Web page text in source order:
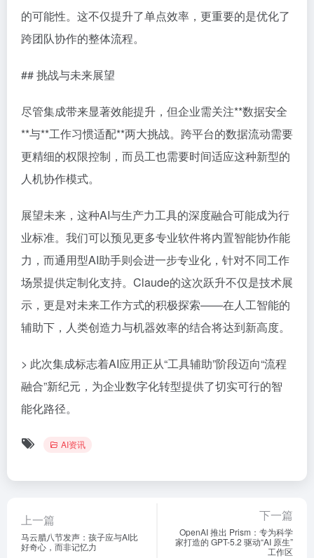
的可能性。这不仅提升了单点效率，更重要的是优化了
跨团队协作的整体流程。
## 挑战与未来展望
尽管集成带来显著效能提升，但企业需关注**数据安全
**与**工作习惯适配**两大挑战。跨平台的数据流动需要
更精细的权限控制，而员工也需要时间适应这种新型的
人机协作模式。
展望未来，这种AI与生产力工具的深度融合可能成为行
业标准。我们可以预见更多专业软件将内置智能协作能
力，而通用型AI助手则会进一步专业化，针对不同工作
场景提供定制化支持。Claude的这次跃升不仅是技术展
示，更是对未来工作方式的积极探索——在人工智能的
辅助下，人类创造力与机器效率的结合将达到新高度。
> 此次集成标志着AI应用正从“工具辅助”阶段迈向“流程
融合”新纪元，为企业数字化转型提供了切实可行的智
能化路径。
AI资讯
上一篇
马云腊八节发声：孩子应与AI比
好奇心，而非记忆力
下一篇
OpenAI 推出 Prism：专为科学
家打造的 GPT-5.2 驱动“AI 原生”
工作区